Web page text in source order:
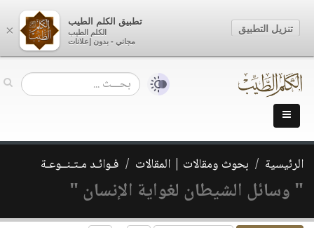
الرئيسية بحوث ومقالات | المقالات فـوائـد مـتـنــوعـة
" وسائل الشيطان لغواية الإنسان "
×
تطبيق الكلم الطيب
الكلم الطيب
مجاني - بدون إعلانات
تنزيل التطبيق